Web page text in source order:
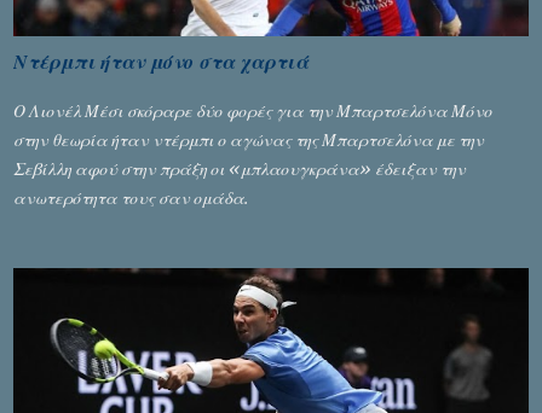
Ντέρμπι ήταν μόνο στα χαρτιά
Ο Λιονέλ Μέσι σκόραρε δύο φορές για την Μπαρτσελόνα Μόνο
στην θεωρία ήταν ντέρμπι ο αγώνας της Μπαρτσελόνα με την
Σεβίλλη αφού στην πράξη οι «μπλαουγκράνα» έδειξαν την
ανωτερότητα τους σαν ομάδα.